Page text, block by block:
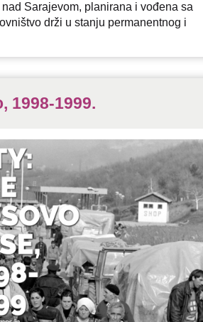
Sarajevom, planirana i vođena sa
drži u stanju permanentnog i
1998-1999.